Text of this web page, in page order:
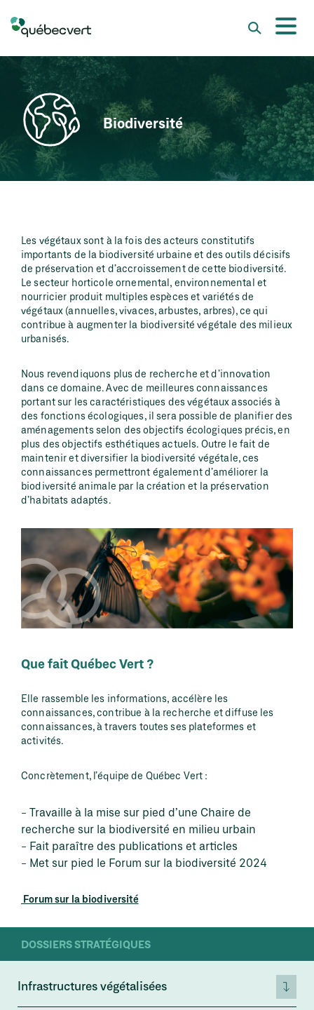
Biodiversité
DOSSIERS STRATÉGIQUES
Infrastructures végétalisées
Les végétaux sont à la fois des acteurs constitutifs
importants de la biodiversité urbaine et des outils décisifs
de préservation et d’accroissement de cette biodiversité.
Le secteur horticole ornemental, environnemental et
nourricier produit multiples espèces et variétés de
végétaux (annuelles, vivaces, arbustes, arbres), ce qui
contribue à augmenter la biodiversité végétale des milieux
urbanisés.
Nous revendiquons plus de recherche et d’innovation
dans ce domaine. Avec de meilleures connaissances
portant sur les caractéristiques des végétaux associés à
des fonctions écologiques, il sera possible de planifier des
aménagements selon des objectifs écologiques précis, en
plus des objectifs esthétiques actuels. Outre le fait de
maintenir et diversifier la biodiversité végétale, ces
connaissances permettront également d’améliorer la
biodiversité animale par la création et la préservation
d’habitats adaptés.
Que fait Québec Vert ?
Elle rassemble les informations, accélère les
connaissances, contribue à la recherche et diffuse les
connaissances, à travers toutes ses plateformes et
activités.
Concrètement, l’équipe de Québec Vert :
Travaille à la mise sur pied d’une Chaire de
recherche sur la biodiversité en milieu urbain
Fait paraître des publications et articles
Met sur pied le Forum sur la biodiversité 2024
Forum sur la biodiversité